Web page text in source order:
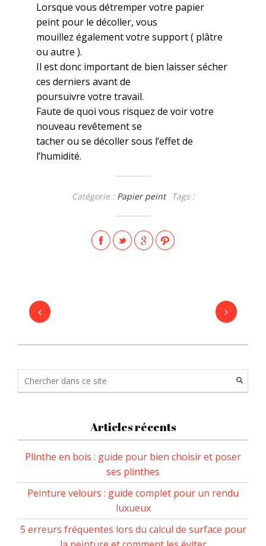
Lorsque vous détremper votre papier
peint pour le décoller, vous
mouillez également votre support ( plâtre
ou autre ).
Il est donc important de bien laisser sécher
ces derniers avant de
poursuivre votre travail.
Faute de quoi vous risquez de voir votre
nouveau revêtement se
tacher ou se décoller sous l’effet de
l’humidité.
Catégorie : Papier peint Tags :
Articles récents
Plinthe en bois : guide pour bien choisir et poser
ses plinthes
Peinture velours : guide complet pour un rendu
luxueux
5 erreurs fréquentes lors du calcul de surface pour